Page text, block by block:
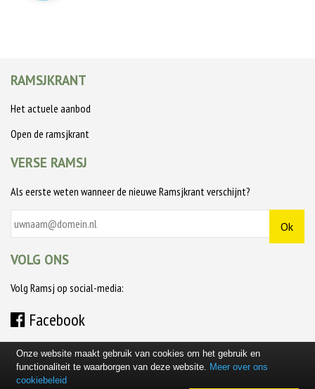
RAMSJKRANT
Het actuele aanbod
Open de ramsjkrant
VERSE RAMSJ
Als eerste weten wanneer de nieuwe Ramsjkrant verschijnt?
VOLG ONS
Volg Ramsj op social-media:
Facebook
Onze website maakt gebruik van cookies om het gebruik en
functionaliteit te waarborgen van deze website. Meer over ons
cookiebeleid